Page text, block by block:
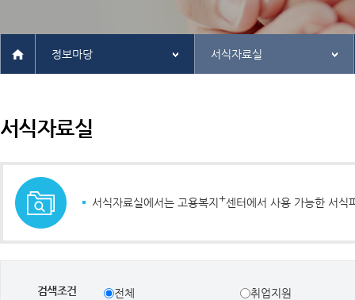
정보마당 서식자료실
서식자료실
서식자료실에서는 고용복지 +센터에서 사용 가능한 서식
검색조건 전체
취업지원